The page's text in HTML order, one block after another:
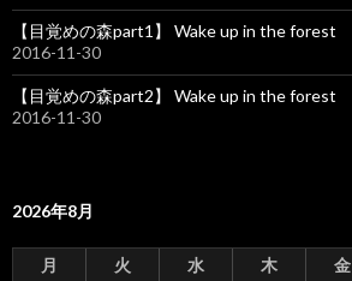
【目覚めの森part1】 Wake up in the forest
2016-11-30
【目覚めの森part2】 Wake up in the forest
2016-11-30
2026年8月
月 火 水 木 金